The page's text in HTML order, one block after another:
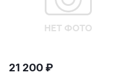
21 200₽